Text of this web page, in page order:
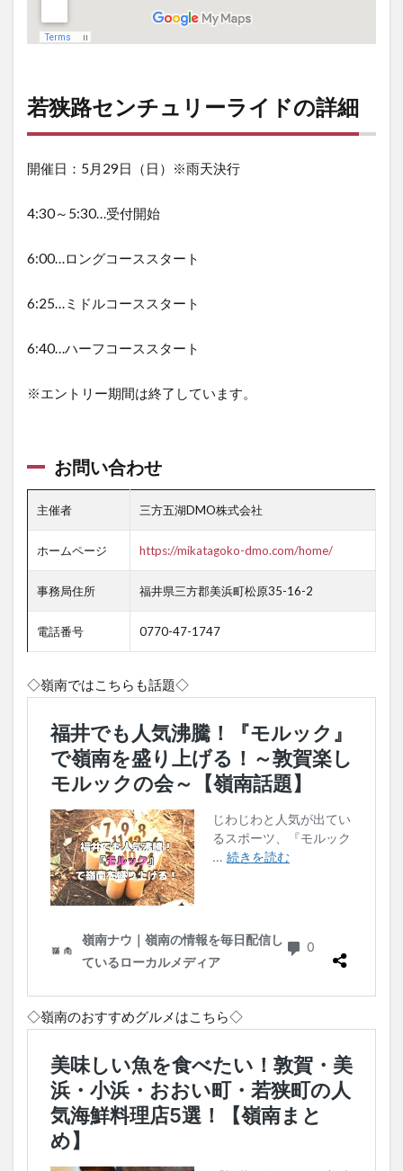
若狭路センチュリーライドの詳細
開催日：5月29日（日）※雨天決行
4:30～5:30…受付開始
6:00…ロングコーススタート
6:25…ミドルコーススタート
6:40…ハーフコーススタート
※エントリー期間は終了しています。
お問い合わせ
主催者 三方五湖DMO株式会社
ホームページ https://mikatagoko-dmo.com/home/
事務局住所 福井県三方郡美浜町松原35-16-2
電話番号 0770-47-1747
◇嶺南ではこちらも話題◇
◇嶺南のおすすめグルメはこちら◇